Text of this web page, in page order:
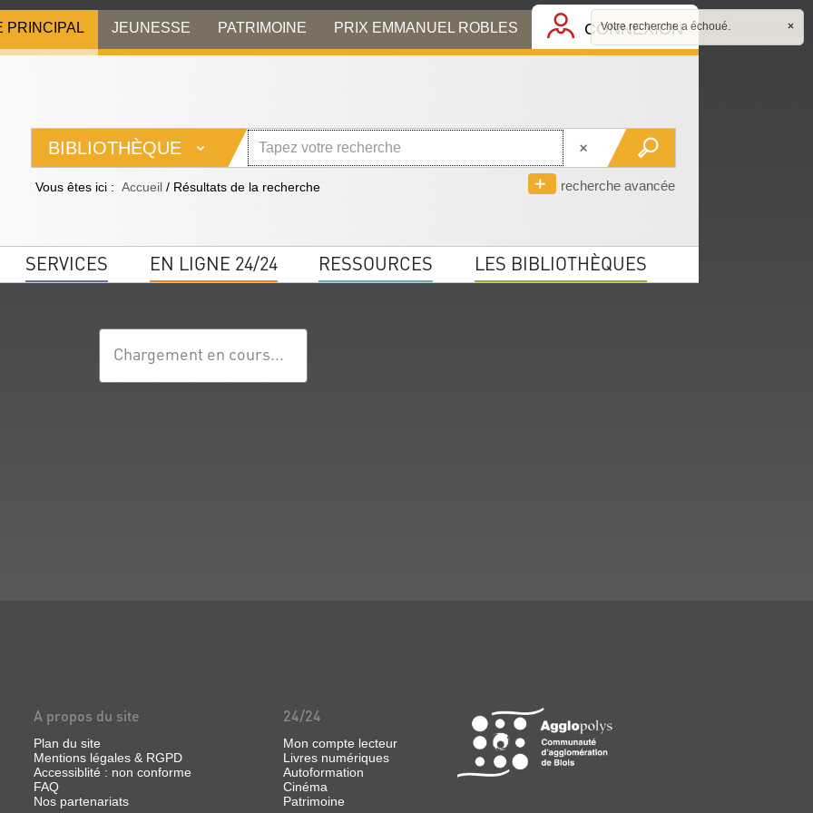
PRINCIPAL JEUNESSE PATRIMOINE PRIX EMMANUEL ROBLES CONNEXION
BIBLIOTHÈQUE
recherche avancée
Vous êtes ici : Accueil / Résultats de la recherche
SERVICES EN LIGNE 24/24 RESSOURCES LES BIBLIOTHÈQUES
Chargement en cours...
A propos du site
Plan du site
Mentions légales & RGPD
Accessiblité : non conforme
FAQ
Nos partenariats
24/24
Mon compte lecteur
Livres numériques
Autoformation
Cinéma
Patrimoine
×
Votre recherche a échoué.